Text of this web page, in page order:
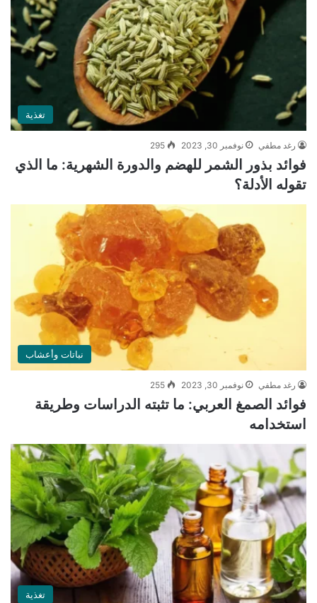
تغذية
رغد مطفي نوفمبر 30, 2023 295
فوائد بذور الشمر للهضم والدورة الشهرية: ما الذي
تقوله الأدلة؟
نباتات وأعشاب
رغد مطفي نوفمبر 30, 2023 255
فوائد الصمغ العربي: ما تثبته الدراسات وطريقة
استخدامه
تغذية